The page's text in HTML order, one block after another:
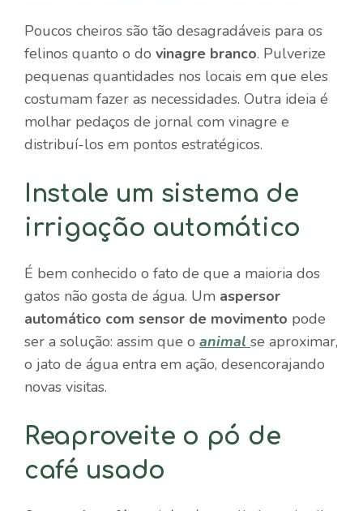
Poucos cheiros são tão desagradáveis para os
felinos quanto o do vinagre branco. Pulverize
pequenas quantidades nos locais em que eles
costumam fazer as necessidades. Outra ideia é
molhar pedaços de jornal com vinagre e
distribuí-los em pontos estratégicos.
Instale um sistema de
irrigação automático
É bem conhecido o fato de que a maioria dos
gatos não gosta de água. Um aspersor
automático com sensor de movimento pode
ser a solução: assim que o animal se aproximar,
o jato de água entra em ação, desencorajando
novas visitas.
Reaproveite o pó de
café usado